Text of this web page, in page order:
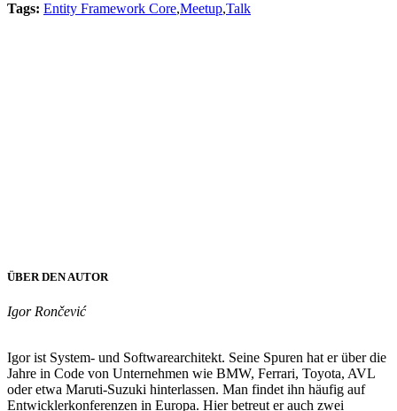
Tags: Entity Framework Core,Meetup,Talk
ÜBER DEN AUTOR
Igor Rončević
Igor ist System- und Softwarearchitekt. Seine Spuren hat er über die
Jahre in Code von Unternehmen wie BMW, Ferrari, Toyota, AVL
oder etwa Maruti-Suzuki hinterlassen. Man findet ihn häufig auf
Entwicklerkonferenzen in Europa. Hier betreut er auch zwei